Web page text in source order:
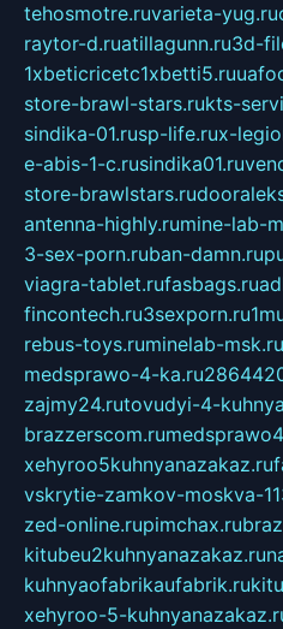
tehosmotre.ruvarieta-yug.ru
raytor-d.ruatillagunn.ru3d-
1xbeticricetc1xbetti5.ru
store-brawl-stars.rukts-
sindika-01.rusp-life.rux-
e-abis-1-c.rusindika01.ru
store-brawlstars.ru
antenna-highly.rumine-lab-
3-sex-porn.ruban-damn.ru
viagra-tablet.rufasbags.ru
fincontech.ru3sexporn.ru
rebus-toys.ruminelab-msk.ru
medsprawo-4-ka.ru
zajmy24.rutovudyi-4-
brazzerscom.ru
xehyroo5kuhnyanazakaz.ru
vskrytie-zamkov-moskva-
zed-online.rupimchax.ru
kitubeu2kuhnyanazakaz.ru
kuhnyaofabrikaufabrik.ru
xehyroo-5-